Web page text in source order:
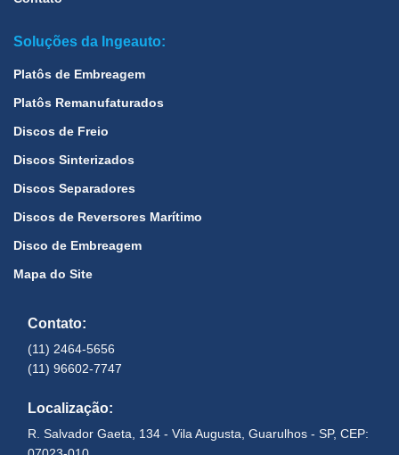
Soluções da Ingeauto:
Platôs de Embreagem
Platôs Remanufaturados
Discos de Freio
Discos Sinterizados
Discos Separadores
Discos de Reversores Marítimo
Disco de Embreagem
Mapa do Site
Contato:
(11) 2464-5656
(11) 96602-7747
Localização:
R. Salvador Gaeta, 134 - Vila Augusta, Guarulhos - SP, CEP: